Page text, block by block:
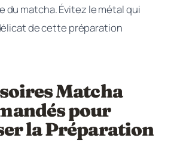
du matcha. Évitez le métal qui
de cette préparation
Matcha
pour
la Préparation